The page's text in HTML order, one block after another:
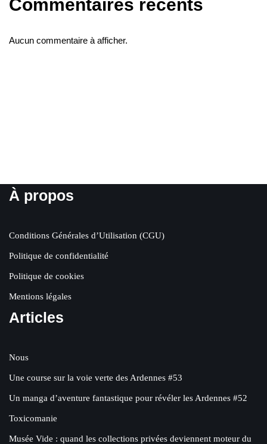
Commentaires récents
Aucun commentaire à afficher.
À propos
Conditions Générales d’Utilisation (CGU)
Politique de confidentialité
Politique de cookies
Mentions légales
Articles
Nous
Une course sur la voie verte des Ardennes #53
Un manga d’aventure fantastique pour révéler les Ardennes #52
Toxicomanie
Musée Vide : quand les collections privées deviennent moteur du